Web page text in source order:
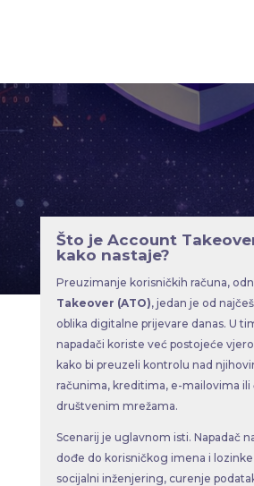
Što je Account
kako nastaje?
Preuzimanje korisničkih računa,
Takeover (ATO), jedan je od
oblika digitalne prijevare danas. U
napadači koriste već postojeće
kako bi preuzeli kontrolu nad
računima, kreditima, e-mailovima ili
društvenim mrežama.
Scenarij je uglavnom isti. Napadač
dođe do korisničkog imena i
socijalni inženjering, curenje